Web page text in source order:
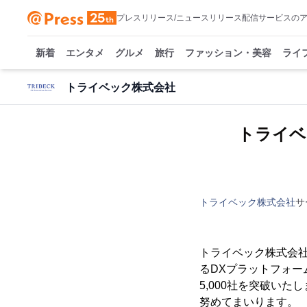
プレスリリース/ニュースリリース配信サービスの
新着 エンタメ グルメ 旅行 ファッション・美容 ライ
トライベック株式会社
トライ
トライベック株式会社サ
トライベック株式会
るDXプラットフォ
5,000社を突破いた
努めてまいります。